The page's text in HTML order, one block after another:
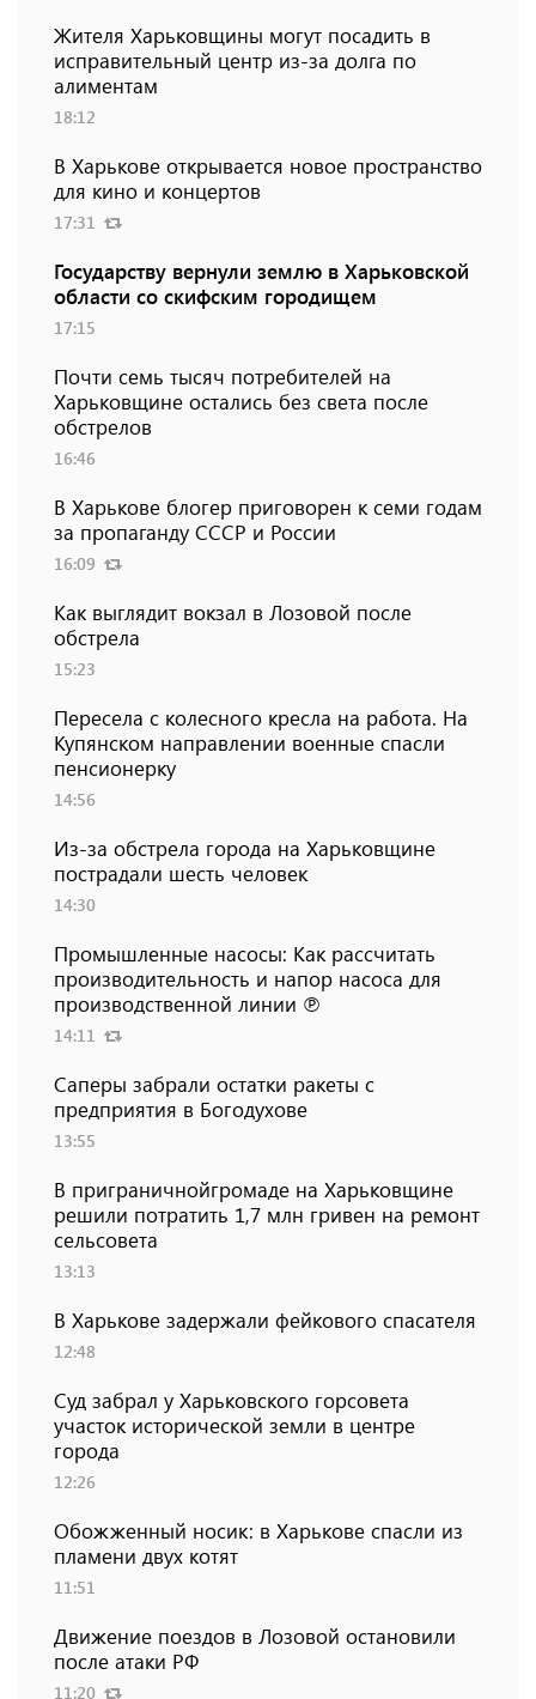
Жителя Харьковщины могут посадить в
исправительный центр из-за долга по
алиментам
18:12
В Харькове открывается новое пространство
для кино и концертов
17:31
Государству вернули землю в Харьковской
области со скифским городищем
17:15
Почти семь тысяч потребителей на
Харьковщине остались без света после
обстрелов
16:46
В Харькове блогер приговорен к семи годам
за пропаганду СССР и России
16:09
Как выглядит вокзал в Лозовой после
обстрела
15:23
Пересела с колесного кресла на работа. На
Купянском направлении военные спасли
пенсионерку
14:56
Из-за обстрела города на Харьковщине
пострадали шесть человек
14:30
Промышленные насосы: Как рассчитать
производительность и напор насоса для
производственной линии ℗
14:11
Саперы забрали остатки ракеты с
предприятия в Богодухове
13:55
В приграничнойгромаде на Харьковщине
решили потратить 1,7 млн ​​гривен на ремонт
сельсовета
13:13
В Харькове задержали фейкового спасателя
12:48
Суд забрал у Харьковского горсовета
участок исторической земли в центре
города
12:26
Обожженный носик: в Харькове спасли из
пламени двух котят
11:51
Движение поездов в Лозовой остановили
после атаки РФ
11:20